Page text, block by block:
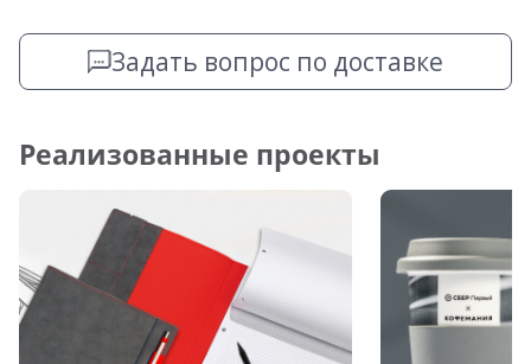
Задать вопрос по доставке
Реализованные проекты